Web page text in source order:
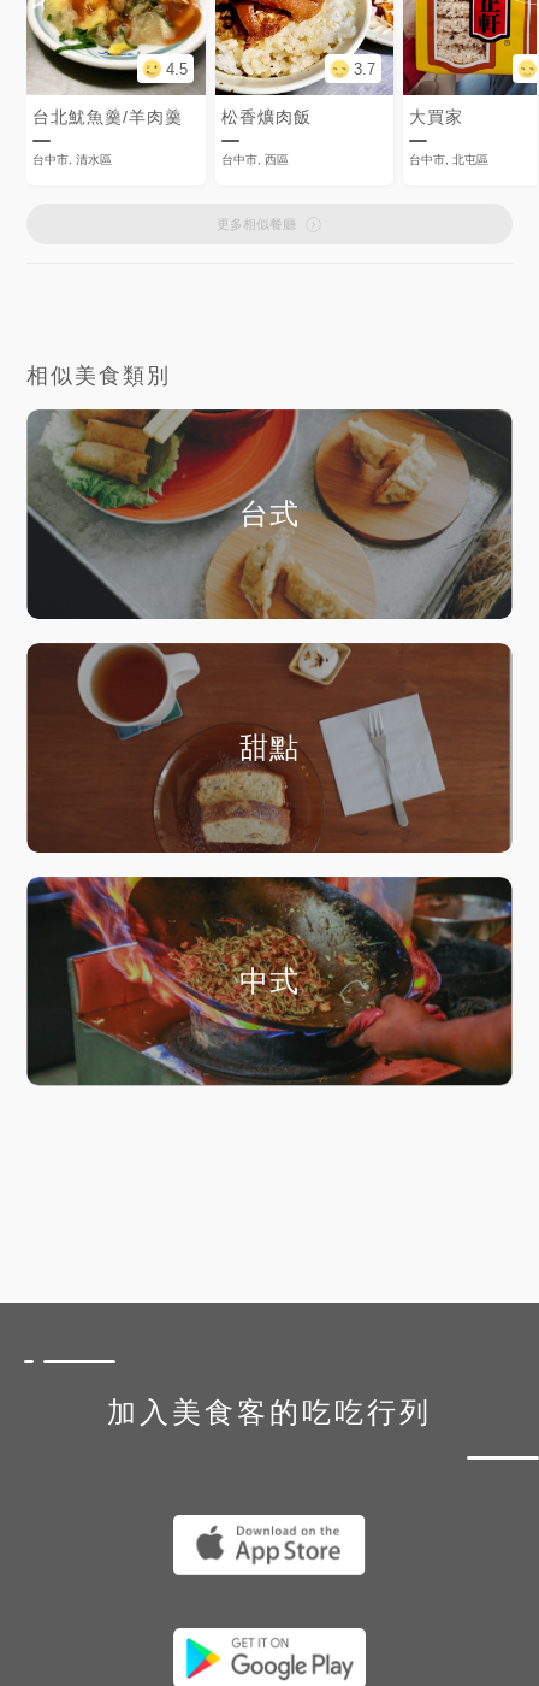
4.5
台北魷魚羹/羊肉羹
台中市, 清水區
3.7
松香爌肉飯
台中市, 西區
大買家
台中市, 北屯區
更多相似餐廳
相似美食類別
台式
甜點
中式
加入美食客的吃吃行列